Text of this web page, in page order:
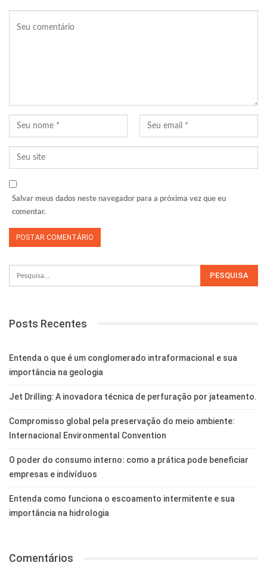
Salvar meus dados neste navegador para a próxima vez que eu
comentar.
Posts Recentes
Entenda o que é um conglomerado intraformacional e sua
importância na geologia
Jet Drilling: A inovadora técnica de perfuração por jateamento.
Compromisso global pela preservação do meio ambiente:
Internacional Environmental Convention
O poder do consumo interno: como a prática pode beneficiar
empresas e indivíduos
Entenda como funciona o escoamento intermitente e sua
importância na hidrologia
Comentários